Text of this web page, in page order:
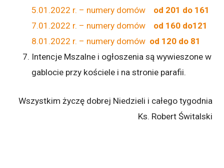
5.01.2022 r. – numery domów od 201 do 161
7.01.2022 r. – numery domów od 160 do121
8.01.2022 r. – numery domów od 120 do 81
Intencje Mszalne i ogłoszenia są wywieszone w
gablocie przy kościele i na stronie parafii.
Wszystkim życzę dobrej Niedzieli i całego tygodnia
Ks. Robert Świtalski